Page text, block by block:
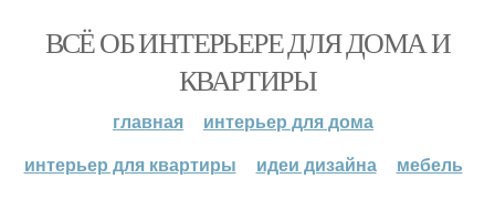
ВСЁ ОБ ИНТЕРЬЕРЕ ДЛЯ ДОМА И
КВАРТИРЫ
главная
интерьер для дома
интерьер для квартиры
идеи дизайна мебель